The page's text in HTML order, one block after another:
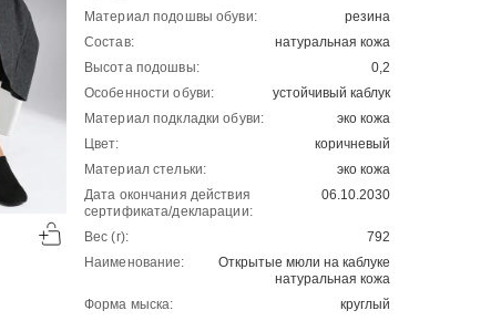
-50%
2701
5402 00 2701
Материал подошвы обуви:
резина
Состав:
натуральная кожа
Высота подошвы:
0,2
Особенности обуви:
устойчивый каблук
Материал подкладки обуви:
эко кожа
Цвет:
коричневый
Материал стельки:
эко кожа
Дата окончания действия
сертификата/декларации:
06.10.2030
Вес (г):
792
Наименование:
Открытые мюли на каблуке
натуральная кожа
Форма мыска:
круглый